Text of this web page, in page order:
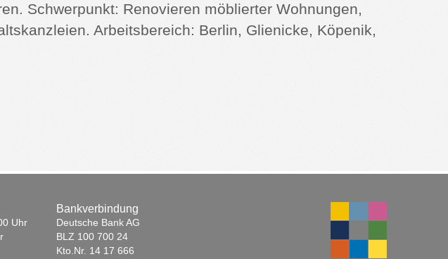
Schwerpunkt: Renovieren möblierter Wohnungen,
Arbeitsbereich: Berlin, Glienicke, Köpenik,
Uhr
Bankverbindung
Deutsche Bank AG
BLZ 100 700 24
Kto.Nr. 14 17 666